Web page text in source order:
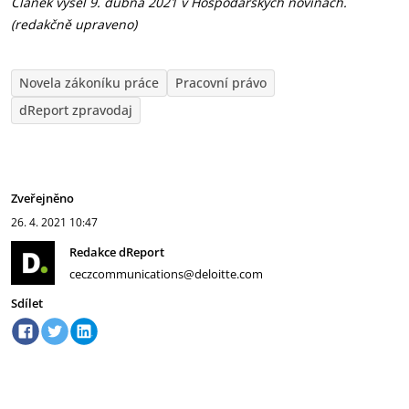
(redakčně upraveno)
Novela zákoníku práce
Pracovní právo
dReport zpravodaj
Zveřejněno
26. 4. 2021 10:47
Redakce dReport
ceczcommunications@deloitte.com
Sdílet